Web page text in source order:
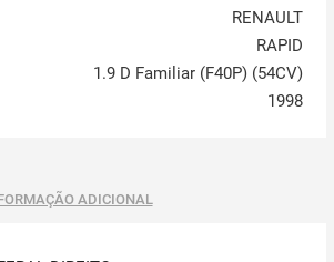
RENAULT
RAPID
1.9 D Familiar (F40P) (54CV)
1998
ADICIONAL